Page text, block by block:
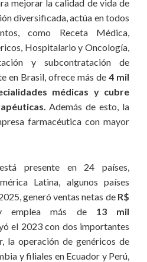
atracción y la formalización de
estratégicas;
anticiparnos al futuro, creamos
conducir la empresa en todas las
inherente a las actividades de
están abiertos a lo “nuevo” y
de la compañía;
el Código de la Compañía, las
las acciones y operaciones
y en su nombre;
celamos por un ambiente
impera el respeto. Para ello,
relacionados a la diversidad, la
mejorar la calidad de vida de
diversificada, actúa en todos
como Receta Médica,
Hospitalario y Oncología,
y subcontratación de
en Brasil, ofrece más de 4 mil
médicas y cubre
Además de esto, la
farmacéutica con mayor
presente en 24 países,
Latina, algunos países
generó ventas netas de R$
emplea más de 13 mil
el 2023 con dos importantes
la operación de genéricos de
y filiales en Ecuador y Perú,